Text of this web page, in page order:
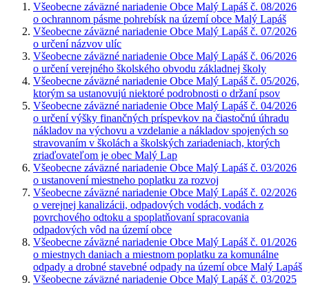
Všeobecne záväzné nariadenie Obce Malý Lapáš č. 08/2026
o ochrannom pásme pohrebísk na území obce Malý Lapáš
Všeobecne záväzné nariadenie Obce Malý Lapáš č. 07/2026
o určení názvov ulíc
Všeobecne záväzné nariadenie Obce Malý Lapáš č. 06/2026
o určení verejného školského obvodu základnej školy
Všeobecne záväzné nariadenie Obce Malý Lapáš č. 05/2026,
ktorým sa ustanovujú niektoré podrobnosti o držaní psov
Všeobecne záväzné nariadenie Obce Malý Lapáš č. 04/2026
o určení výšky finančných príspevkov na čiastočnú úhradu
nákladov na výchovu a vzdelanie a nákladov spojených so
stravovaním v školách a školských zariadeniach, ktorých
zriaďovateľom je obec Malý Lap
Všeobecne záväzné nariadenie Obce Malý Lapáš č. 03/2026
o ustanovení miestneho poplatku za rozvoj
Všeobecne záväzné nariadenie Obce Malý Lapáš č. 02/2026
o verejnej kanalizácii, odpadových vodách, vodách z
povrchového odtoku a spoplatňovaní spracovania
odpadových vôd na území obce
Všeobecne záväzné nariadenie Obce Malý Lapáš č. 01/2026
o miestnych daniach a miestnom poplatku za komunálne
odpady a drobné stavebné odpady na území obce Malý Lapáš
Všeobecne záväzné nariadenie Obce Malý Lapáš č. 03/2025